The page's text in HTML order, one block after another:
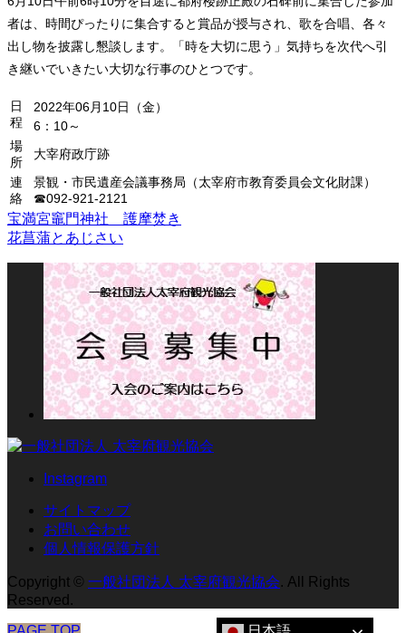
者は、時間ぴったりに集合すると賞品が授与され、歌を合唱、各々
出し物を披露し懇談します。「時を大切に思う」気持ちを次代へ引
き継いでいきたい大切な行事のひとつです。
日
程
2022年06月10日（金）
6：10～
場
所
大宰府政庁跡
連
絡
景観・市民遺産会議事務局（太宰府市教育委員会文化財課）
☎092-921-2121
宝満宮竈門神社 護摩焚き
花菖蒲とあじさい
Instagram
サイトマップ
お問い合わせ
個人情報保護方針
Copyright © 一般社団法人 太宰府観光協会. All Rights
Reserved.